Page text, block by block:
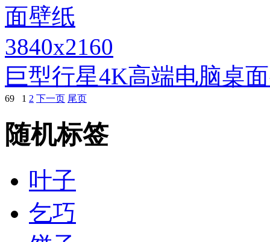
3840x2160
巨型行星4K高端电脑桌
69 1 2 下一页 尾页
随机标签
叶子
乞巧